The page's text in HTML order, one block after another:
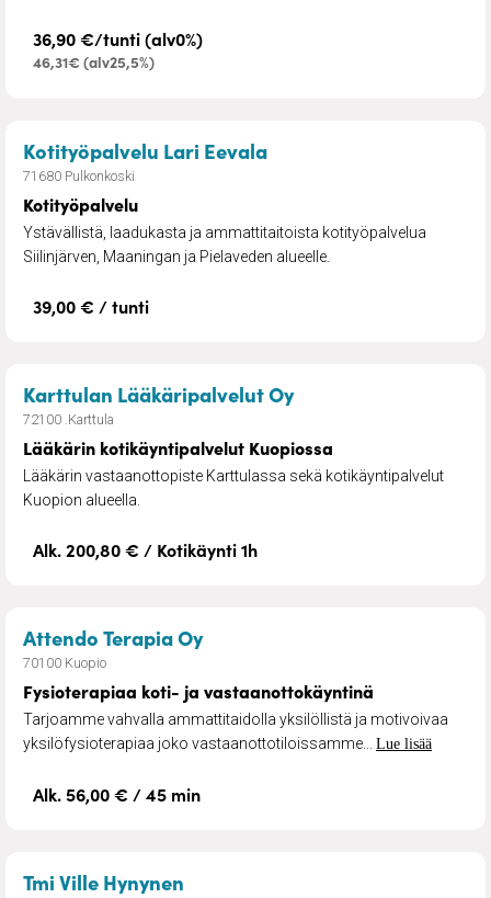
36,90 €/tunti (alv0%)
46,31€ (alv25,5%)
Kotityöpalvelu Lari Eevala– Kotityöpalvelu
71680 Pulkonkoski
Kotityöpalvelu
Ystävällistä, laadukasta ja ammattitaitoista kotityöpalvelua
Siilinjärven, Maaningan ja Pielaveden alueelle.
39,00 € / tunti
Karttulan Lääkäripalvelut Oy– Lääkärin
72100 .Karttula
Lääkärin kotikäyntipalvelut Kuopiossa
Lääkärin vastaanottopiste Karttulassa sekä kotikäyntipalvelut
Kuopion alueella.
Alk. 200,80 € / Kotikäynti 1h
Attendo Terapia Oy– Fysioterapiaa koti- ja
70100 Kuopio
Fysioterapiaa koti- ja vastaanottokäyntinä
Tarjoamme vahvalla ammattitaidolla yksilöllistä ja motivoivaa
yksilöfysioterapiaa joko vastaanottotiloissamme... Lue lisää
Alk. 56,00 € / 45 min
Tmi Ville Hynynen